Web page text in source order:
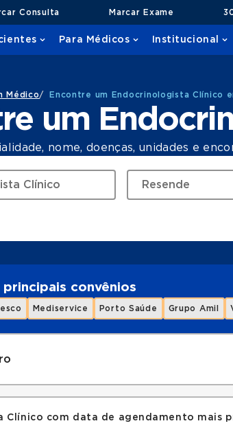
Consulta Marcar Exame
Para Médicos Institucional
Médico/ Encontre um Endocrinologista Clínico
um
nome, doenças, unidades e
principais convênios
Mediservice Porto Saúde Grupo Amil
Clínico com data de agendamento mais